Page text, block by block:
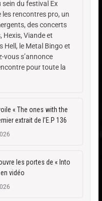
du festival Ex
les rencontres pro, un
des concerts
Hexis, Viande et
Hell, le Metal Bingo et
vous s’annonce
pour toute la
« The ones with the
extrait de l’E.P 136
les portes de « Into
vidéo